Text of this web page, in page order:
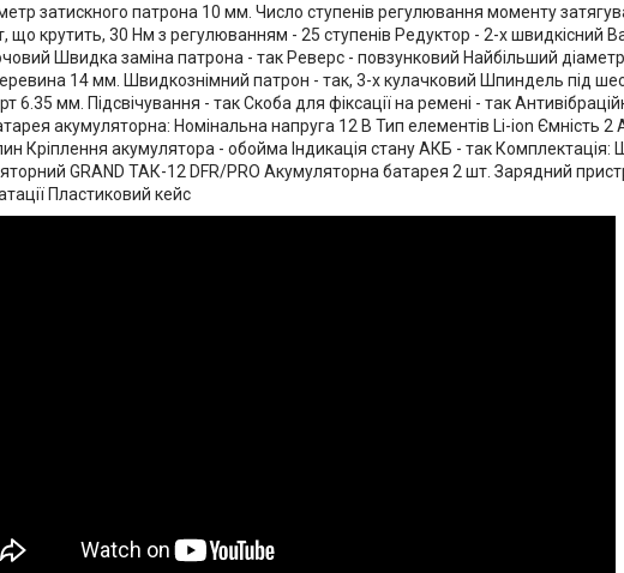
затискного патрона 10 мм. Число ступенів регулювання моменту
що крутить, 30 Нм з регулюванням - 25 ступенів Редуктор - 2-х швидкісний
Швидка заміна патрона - так Реверс - повзунковий Найбільший
14 мм. Швидкознімний патрон - так, 3-х кулачковий Шпиндель під
6.35 мм. Підсвічування - так Скоба для фіксації на ремені - так
акумуляторна: Номінальна напруга 12 В Тип елементів Li-ion Ємність
Кріплення акумулятора - обойма Індикація стану АКБ - так Комплектація:
GRAND ТАК-12 DFR/PRO Акумуляторна батарея 2 шт. Зарядний
Пластиковий кейс